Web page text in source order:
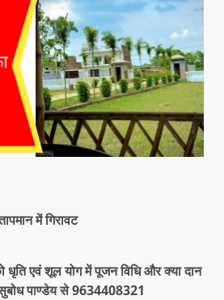
में गिरावट
धृति एवं शूल योग में पूजन विधि और क्या दान
सुबोध पाण्डेय से 9634408321